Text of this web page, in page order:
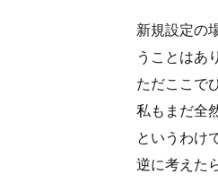
新規設定の
うことはあ
ただここで
私もまだ全
というわけ
逆に考えた